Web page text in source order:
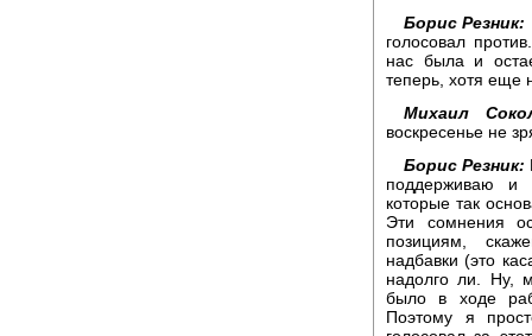
Борис Резник:
голосовал
нас была и
теперь, хотя еще
Михаил
воскресенье не
Борис Резник:
поддерживаю и
которые так
Эти сомнения
позициям,
надбавки (это
надолго ли. Ну,
было в ходе
Поэтому я